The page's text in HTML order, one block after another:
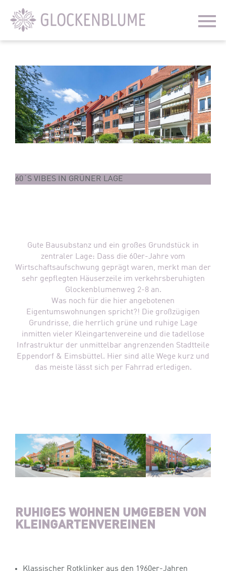
60´S VIBES IN GRÜNER LAGE
Gute Bausubstanz und ein großes Grundstück in
zentraler Lage: Dass die 60er-Jahre vom
Wirtschaftsaufschwung geprägt waren, merkt man der
sehr gepflegten Häuserzeile im verkehrsberuhigten
Glockenblumenweg 2-8 an.
Was noch für die hier angebotenen
Eigentumswohnungen spricht?! Die großzügigen
Grundrisse, die herrlich grüne und ruhige Lage
inmitten vieler Kleingartenvereine und die tadellose
Infrastruktur der unmittelbar angrenzenden Stadtteile
Eppendorf & Eimsbüttel. Hier sind alle Wege kurz und
das meiste lässt sich per Fahrrad erledigen.
RUHIGES WOHNEN UMGEBEN VON
KLEINGARTENVEREINEN
Klassischer Rotklinker aus den 1960er-Jahren